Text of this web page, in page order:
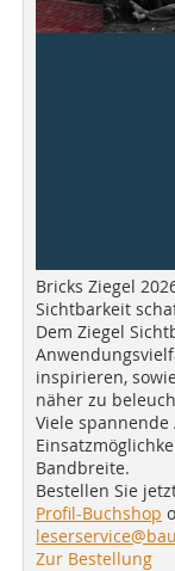
Bricks Ziegel
Sichtbarkeit
Dem Ziegel
inspirieren,
näher zu
Viele
Bandbreite.
Bestellen Sie
Profil-Buchshop
Zur Bestellung